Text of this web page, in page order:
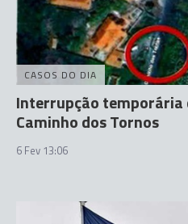
CASOS DO DIA
Interrupção temporária
Caminho dos Tornos
6 Fev 13:06